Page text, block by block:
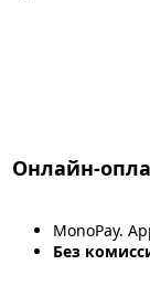
Онлайн-
MonoPay.
Без